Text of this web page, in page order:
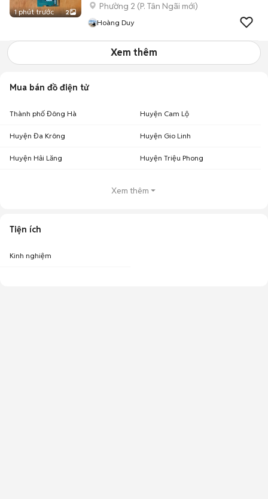
1 phút trước 2
Phường 2 (P. Tân Ngãi mới)
Hoàng Duy
Xem thêm
Mua bán đồ điện tử
Thành phố Đông Hà Huyện Cam Lộ
Huyện Đa Krông Huyện Gio Linh
Huyện Hải Lăng Huyện Triệu Phong
Xem thêm
Tiện ích
Kinh nghiệm